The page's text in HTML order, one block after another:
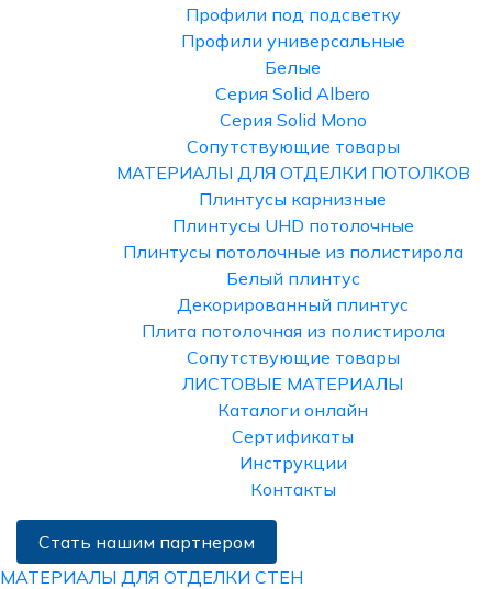
Профили под подсветку
Профили универсальные
Белые
Серия Solid Albero
Серия Solid Mono
Сопутствующие товары
МАТЕРИАЛЫ ДЛЯ ОТДЕЛКИ ПОТОЛКОВ
Плинтусы карнизные
Плинтусы UHD потолочные
Плинтусы потолочные из полистирола
Белый плинтус
Декорированный плинтус
Плита потолочная из полистирола
Сопутствующие товары
ЛИСТОВЫЕ МАТЕРИАЛЫ
Каталоги онлайн
Сертификаты
Инструкции
Контакты
Стать нашим партнером
МАТЕРИАЛЫ ДЛЯ ОТДЕЛКИ СТЕН